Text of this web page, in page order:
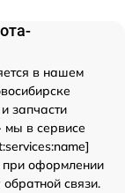
в нашем
запчасти
в сервисе
при оформлении
связи.